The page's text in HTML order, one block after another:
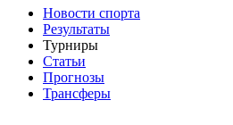
Новости спорта
Результаты
Турниры
Статьи
Прогнозы
Трансферы